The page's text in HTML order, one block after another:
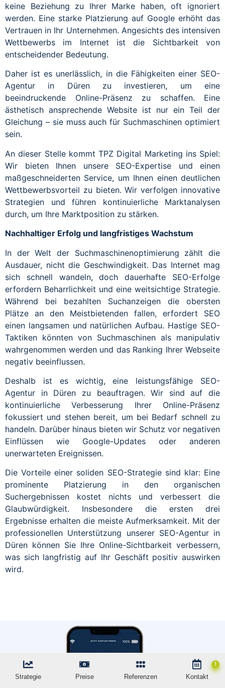
keine Beziehung zu Ihrer Marke haben, oft ignoriert
werden. Eine starke Platzierung auf Google erhöht das
Vertrauen in Ihr Unternehmen. Angesichts des intensiven
Wettbewerbs im Internet ist die Sichtbarkeit von
entscheidender Bedeutung.
Daher ist es unerlässlich, in die Fähigkeiten einer SEO-
Agentur in Düren zu investieren, um eine
beeindruckende Online-Präsenz zu schaffen. Eine
ästhetisch ansprechende Website ist nur ein Teil der
Gleichung – sie muss auch für Suchmaschinen optimiert
sein.
An dieser Stelle kommt TPZ Digital Marketing ins Spiel:
Wir bieten Ihnen unsere SEO-Expertise und einen
maßgeschneiderten Service, um Ihnen einen deutlichen
Wettbewerbsvorteil zu bieten. Wir verfolgen innovative
Strategien und führen kontinuierliche Marktanalysen
durch, um Ihre Marktposition zu stärken.
Nachhaltiger Erfolg und langfristiges Wachstum
In der Welt der Suchmaschinenoptimierung zählt die
Ausdauer, nicht die Geschwindigkeit. Das Internet mag
sich schnell wandeln, doch dauerhafte SEO-Erfolge
erfordern Beharrlichkeit und eine weitsichtige Strategie.
Während bei bezahlten Suchanzeigen die obersten
Plätze an den Meistbietenden fallen, erfordert SEO
einen langsamen und natürlichen Aufbau. Hastige SEO-
Taktiken könnten von Suchmaschinen als manipulativ
wahrgenommen werden und das Ranking Ihrer Webseite
negativ beeinflussen.
Deshalb ist es wichtig, eine leistungsfähige SEO-
Agentur in Düren zu beauftragen. Wir sind auf die
kontinuierliche Verbesserung Ihrer Online-Präsenz
fokussiert und stehen bereit, um bei Bedarf schnell zu
handeln. Darüber hinaus bieten wir Schutz vor negativen
Einflüssen wie Google-Updates oder anderen
unerwarteten Ereignissen.
Die Vorteile einer soliden SEO-Strategie sind klar: Eine
prominente Platzierung in den organischen
Suchergebnissen kostet nichts und verbessert die
Glaubwürdigkeit. Insbesondere die ersten drei
Ergebnisse erhalten die meiste Aufmerksamkeit. Mit der
professionellen Unterstützung unserer SEO-Agentur in
Düren können Sie Ihre Online-Sichtbarkeit verbessern,
was sich langfristig auf Ihr Geschäft positiv auswirken
wird.
Strategie Preise Referenzen Kontakt